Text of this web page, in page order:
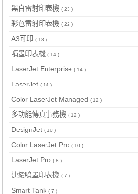
黑白雷射印表機 ( 23 )
彩色雷射印表機 ( 22 )
A3可印 ( 18 )
噴墨印表機 ( 14 )
LaserJet Enterprise ( 14 )
LaserJet ( 14 )
Color LaserJet Managed ( 12 )
多功能傳真事務機 ( 12 )
DesignJet ( 10 )
Color LaserJet Pro ( 10 )
LaserJet Pro ( 8 )
連續噴墨印表機 ( 7 )
Smart Tank ( 7 )